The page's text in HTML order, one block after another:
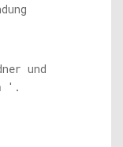
und
'.